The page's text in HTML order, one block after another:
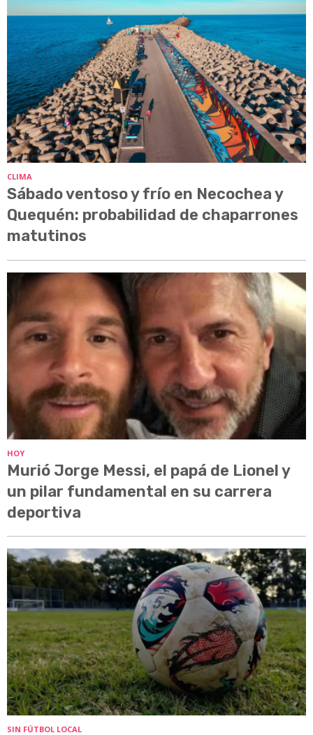
CLIMA
Sábado ventoso y frío en Necochea y
Quequén: probabilidad de chaparrones
matutinos
HOY
Murió Jorge Messi, el papá de Lionel y
un pilar fundamental en su carrera
deportiva
SIN FÚTBOL LOCAL